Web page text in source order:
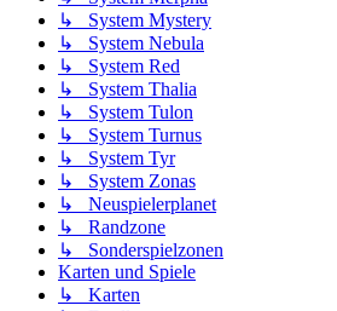
↳ System Mystery
↳ System Nebula
↳ System Red
↳ System Thalia
↳ System Tulon
↳ System Turnus
↳ System Tyr
↳ System Zonas
↳ Neuspielerplanet
↳ Randzone
↳ Sonderspielzonen
Karten und Spiele
↳ Karten